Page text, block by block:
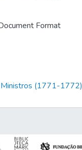
Format
Ministros (1771-1772)